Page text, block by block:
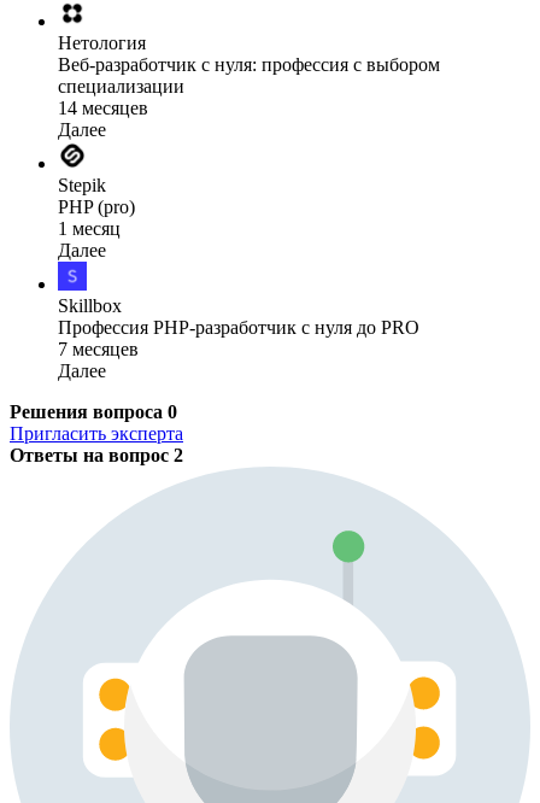
Нетология
Веб-разработчик с нуля: профессия с выбором
специализации
14 месяцев
Далее
Stepik
PHP (pro)
1 месяц
Далее
Skillbox
Профессия PHP-разработчик с нуля до PRO
7 месяцев
Далее
Решения вопроса 0
Пригласить эксперта
Ответы на вопрос 2